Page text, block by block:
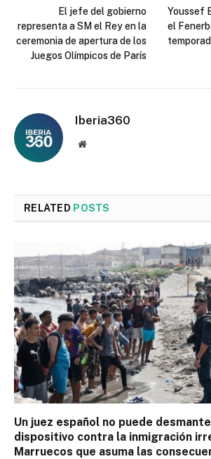
El jefe del gobierno
representa a SM el Rey en la
ceremonia de apertura de los
Juegos Olímpicos de París
Youssef
el
Iberia360
Website
RELATED POSTS
Un juez español no puede
dispositivo contra la inmigración
Marruecos que asuma las